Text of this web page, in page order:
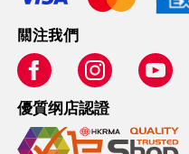
關注我們
優質纲店認證